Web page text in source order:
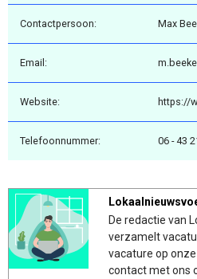
Contactpersoon: Max
Email:
Website: https://
Telefoonnummer: 06 - 43
De redactie van
verzamelt
vacature op
contact met ons